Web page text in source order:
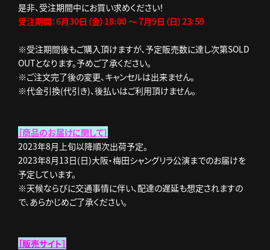
是非、受注期間中にお買い求めください！
受注期間：6月30日（金）18:00 ～ 7月9日（日）23:59
※受注期間後もご購入頂けますが、予定販売数に達し次第SOLD
OUTとなります。予めご了承ください。
※ご注文完了後の変更、キャンセルは出来ません。
※代金引換(代引き)、後払いはご利用頂けません。
［商品のお届けに関して］
2023年8月上旬以降順次出荷予定。
2023年8月13日(日)大阪・梅田シャングリラ公演までのお届けを
予定しています。
※天候ならびに交通事情に伴い、配達の遅延も想定されますの
で、あらかじめご了承ください。
［販売サイト］